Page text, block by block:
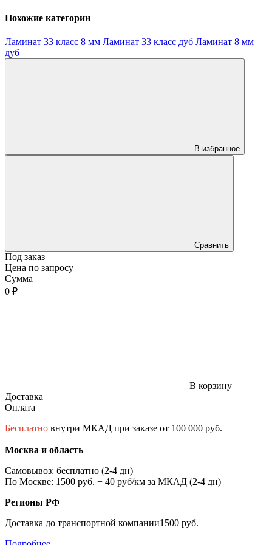
Похожие категории
Ламинат 33 класс 8 мм Ламинат 33 класс дуб Ламинат 8 мм
дуб
В избранное
Сравнить
Под заказ
Цена по запросу
Сумма
0 ₽
В корзину
Доставка
Оплата
Бесплатно внутри МКАД при заказе от 100 000 руб.
Москва и область
Самовывоз: бесплатно (2-4 дн)
По Москве: 1500 руб. + 40 руб/км за МКАД (2-4 дн)
Регионы РФ
Доставка до транспортной компании1500 руб.